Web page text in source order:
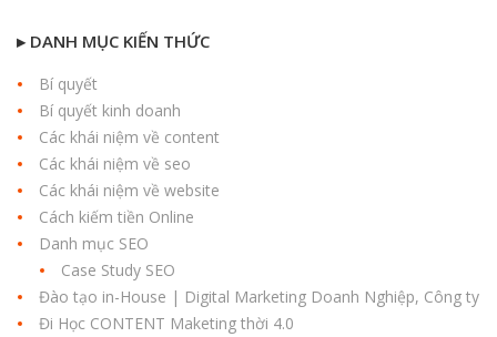
▸ DANH MỤC KIẾN THỨC
Bí quyết
Bí quyết kinh doanh
Các khái niệm về content
Các khái niệm về seo
Các khái niệm về website
Cách kiếm tiền Online
Danh mục SEO
Case Study SEO
Đào tạo in-House | Digital Marketing Doanh Nghiệp, Công ty
Đi Học CONTENT Maketing thời 4.0